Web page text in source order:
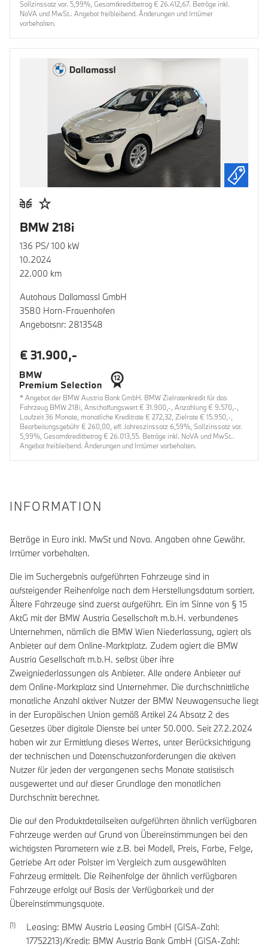
Sollzinssatz var. 5,99%, Gesamtkreditbetrag € 26.412,67. Beträge inkl.
NoVA und MwSt.. Angebot freibleibend. Änderungen und Irrtümer
vorbehalten.
BMW 218i
136 PS/ 100 kW
10.2024
22.000 km
Autohaus Dallamassl GmbH
3580 Horn-Frauenhofen
Angebotsnr: 2813548
€ 31.900,-
* Angebot der BMW Austria Bank GmbH. BMW Zielratenkredit für das
Fahrzeug BMW 218i, Anschaffungswert € 31.900,-, Anzahlung € 9.570,-,
Laufzeit 36 Monate, monatliche Kreditrate € 272,32, Zielrate € 15.950,-,
Bearbeitungsgebühr € 260,00, eff. Jahreszinssatz 6,59%, Sollzinssatz var.
5,99%, Gesamtkreditbetrag € 26.013,55. Beträge inkl. NoVA und MwSt..
Angebot freibleibend. Änderungen und Irrtümer vorbehalten.
INFORMATION
Beträge in Euro inkl. MwSt und Nova. Angaben ohne Gewähr.
Irrtümer vorbehalten.
Die im Suchergebnis aufgeführten Fahrzeuge sind in
aufsteigender Reihenfolge nach dem Herstellungsdatum sortiert.
Ältere Fahrzeuge sind zuerst aufgeführt. Ein im Sinne von § 15
AktG mit der BMW Austria Gesellschaft m.b.H. verbundenes
Unternehmen, nämlich die BMW Wien Niederlassung, agiert als
Anbieter auf dem Online-Marktplatz. Zudem agiert die BMW
Austria Gesellschaft m.b.H. selbst über ihre
Zweigniederlassungen als Anbieter. Alle andere Anbieter auf
dem Online-Marktplatz sind Unternehmer. Die durchschnittliche
monatliche Anzahl aktiver Nutzer der BMW Neuwagensuche liegt
in der Europäischen Union gemäß Artikel 24 Absatz 2 des
Gesetzes über digitale Dienste bei unter 50.000. Seit 27.2.2024
haben wir zur Ermittlung dieses Wertes, unter Berücksichtigung
der technischen und Datenschutzanforderungen die aktiven
Nutzer für jeden der vergangenen sechs Monate statistisch
ausgewertet und auf dieser Grundlage den monatlichen
Durchschnitt berechnet.
Die auf den Produktdetailseiten aufgeführten ähnlich verfügbaren
Fahrzeuge werden auf Grund von Übereinstimmungen bei den
wichtigsten Parametern wie z.B. bei Modell, Preis, Farbe, Felge,
Getriebe Art oder Polster im Vergleich zum ausgewählten
Fahrzeug ermittelt. Die Reihenfolge der ähnlich verfügbaren
Fahrzeuge erfolgt auf Basis der Verfügbarkeit und der
Übereinstimmungsquote.
Leasing: BMW Austria Leasing GmbH (GISA-Zahl:
17752213)/Kredit: BMW Austria Bank GmbH (GISA-Zahl: